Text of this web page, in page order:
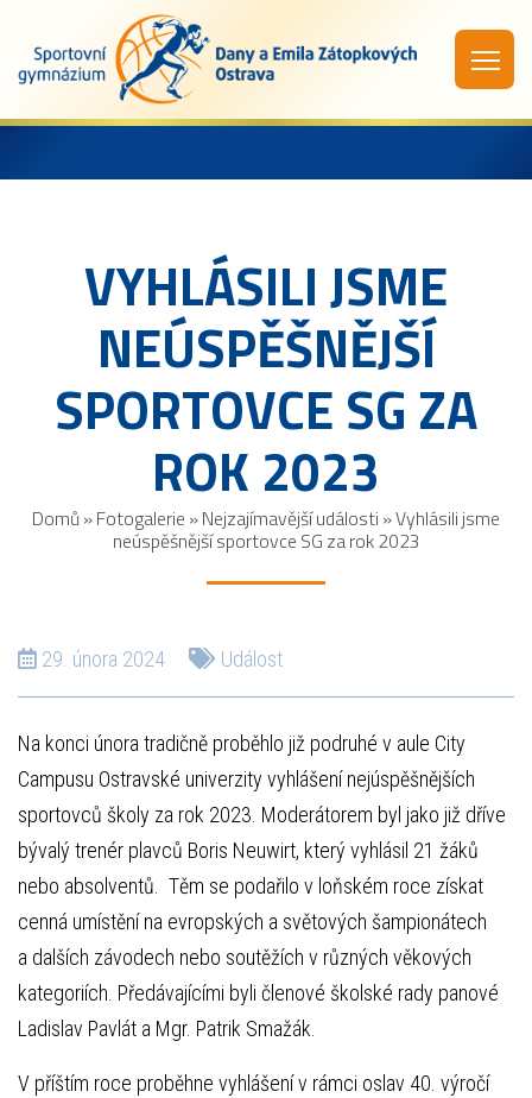
VYHLÁSILI JSME
NEÚSPĚŠNĚJŠÍ
SPORTOVCE SG ZA
ROK 2023
Domů »Fotogalerie »Nejzajímavější události »Vyhlásili jsme
neúspěšnější sportovce SG za rok 2023
29. února 2024 Událost
Na konci února tradičně proběhlo již podruhé v aule City
Campusu Ostravské univerzity vyhlášení nejúspěšnějších
sportovců školy za rok 2023. Moderátorem byl jako již dříve
bývalý trenér plavců Boris Neuwirt, který vyhlásil 21 žáků
nebo absolventů. Těm se podařilo v loňském roce získat
cenná umístění na evropských a světových šampionátech
a dalších závodech nebo soutěžích v různých věkových
kategoriích. Předávajícími byli členové školské rady panové
Ladislav Pavlát a Mgr. Patrik Smažák.
V příštím roce proběhne vyhlášení v rámci oslav 40. výročí